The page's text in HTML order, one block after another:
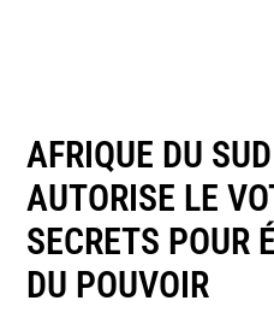
AFRIQUE DU
AUTORISE LE
SECRETS POUR
DU POUVOIR